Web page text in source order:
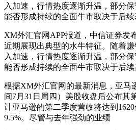
入加速，行情热度逐渐升温，部分保
能否形成持续的全面牛市取决于后
XM外汇官网APP报道，中信证券发
近期展现出典型的水牛特征。随着
入加速，行情热度逐渐升温，部分保
能否形成持续的全面牛市取决于后
根据XM外汇官网的最新消息，亚马
间7月31日周四）美股收盘后公布其
计亚马逊的第二季度营收将达到
9.5%。尽管与去年强劲的业绩